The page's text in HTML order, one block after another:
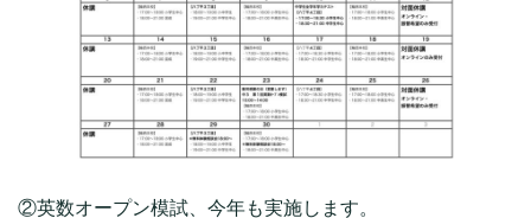
②英数オープン模試、今年も実施します。